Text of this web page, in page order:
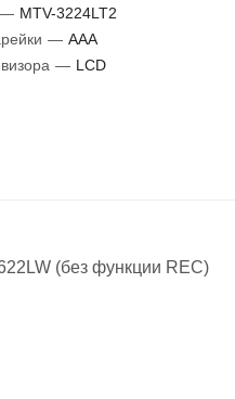
— MTV-3224LT2
— AAA
— LCD
(без функции REC)